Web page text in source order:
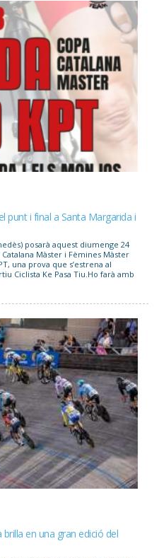
punt i final a Santa Margarida i
posarà aquest diumenge 24
Màster i Fèmines Màster
una prova que s’estrena al
Ciclista Ke Pasa Tiu.Ho farà amb
en una gran edició del